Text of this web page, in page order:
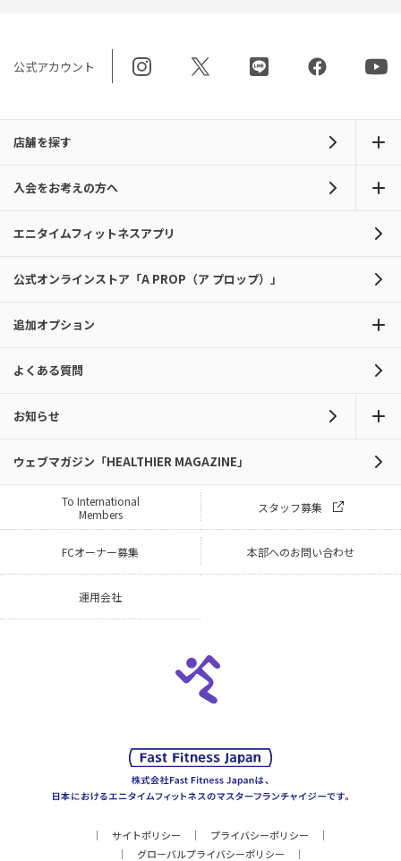
公式アカウント
店舗を探す
入会をお考えの方へ
エニタイムフィットネスアプリ
公式オンラインストア「A PROP（ア プロップ）」
追加オプション
よくある質問
お知らせ
ウェブマガジン「HEALTHIER MAGAZINE」
To International
Members
スタッフ募集
FCオーナー募集 本部へのお問い合わせ
運用会社
サイトポリシー
プライバシーポリシー
グローバルプライバシーポリシー